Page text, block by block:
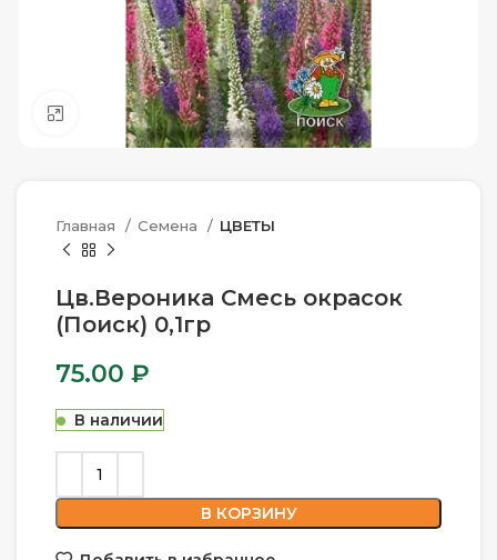
Нажмите, чтобы увеличить
Главная Семена ЦВЕТЫ
Цв.Вероника Смесь окрасок
(Поиск) 0,1гр
75.00 ₽
В наличии
В КОРЗИНУ